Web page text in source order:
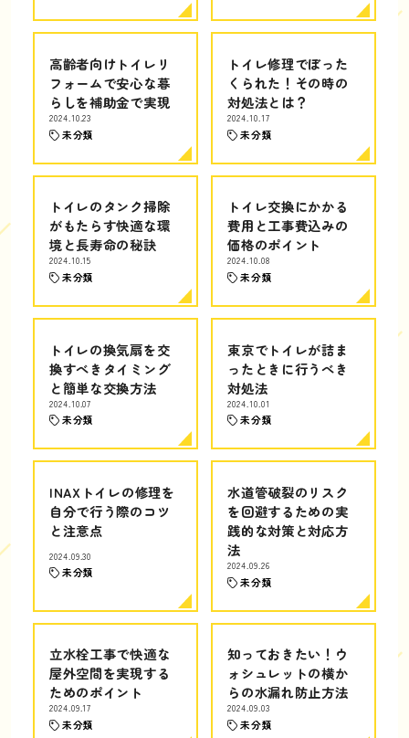
高齢者向けトイレリ
フォームで安心な暮
らしを補助金で実現
2024.10.23
未分類
トイレ修理でぼった
くられた！その時の
対処法とは？
2024.10.17
未分類
トイレのタンク掃除
がもたらす快適な環
境と長寿命の秘訣
2024.10.15
未分類
トイレ交換にかかる
費用と工事費込みの
価格のポイント
2024.10.08
未分類
トイレの換気扇を交
換すべきタイミング
と簡単な交換方法
2024.10.07
未分類
東京でトイレが詰ま
ったときに行うべき
対処法
2024.10.01
未分類
INAXトイレの修理を
自分で行う際のコツ
と注意点
2024.09.30
未分類
水道管破裂のリスク
を回避するための実
践的な対策と対応方
法
2024.09.26
未分類
立水栓工事で快適な
屋外空間を実現する
ためのポイント
2024.09.17
未分類
知っておきたい！ウ
ォシュレットの横か
らの水漏れ防止方法
2024.09.03
未分類